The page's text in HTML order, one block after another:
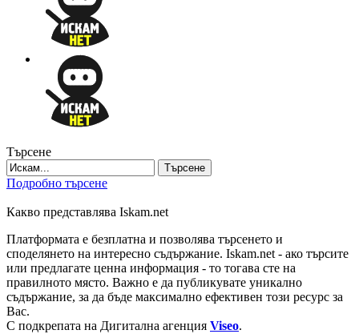
Търсене
Търсене
Подробно търсене
Какво представлява Iskam.net
Платформата е безплатна и позволява търсенето и
споделянето на интересно съдържание. Iskam.net - ако търсите
или предлагате ценна информация - то тогава сте на
правилното място. Важно е да публикувате уникално
съдържание, за да бъде максимално ефективен този ресурс за
Вас.
С подкрепата на Дигитална агенция Viseo.